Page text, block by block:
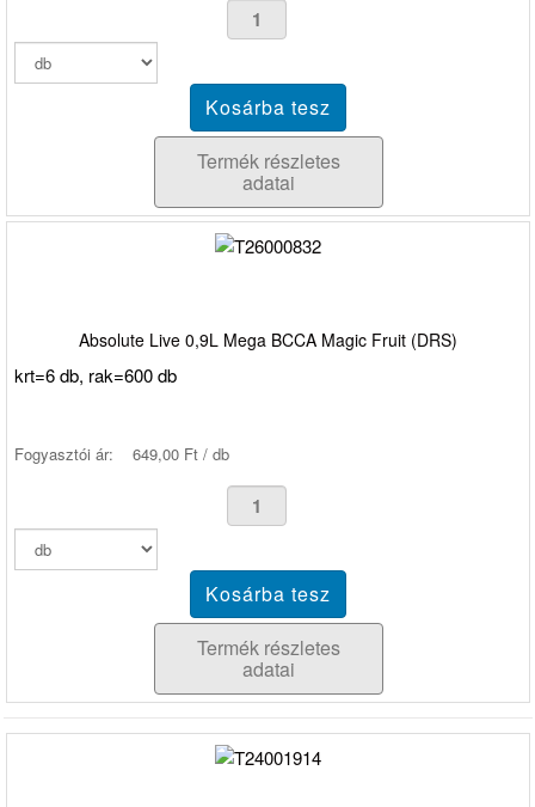
Termék részletes
adatai
Absolute Live 0,9L Mega BCCA Magic Fruit (DRS)
krt=6 db, rak=600 db
Fogyasztói ár: 649,00 Ft / db
Termék részletes
adatai